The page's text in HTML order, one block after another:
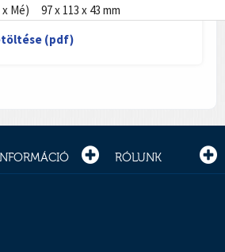
Mé)
97 x 113 x 43 mm
(pdf)
RÓLUNK